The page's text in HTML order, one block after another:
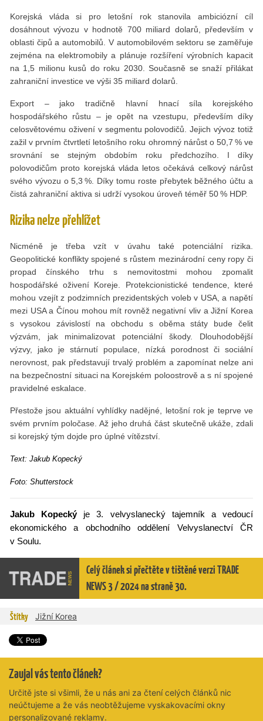
Korejská vláda si pro letošní rok stanovila ambiciózní cíl
dosáhnout vývozu v hodnotě 700 miliard dolarů, především v
oblasti čipů a automobilů. V automobilovém sektoru se zaměřuje
zejména na elektromobily a plánuje rozšíření výrobních kapacit
na 1,5 milionu kusů do roku 2030. Současně se snaží přilákat
zahraniční investice ve výši 35 miliard dolarů.
Export – jako tradičně hlavní hnací síla korejského
hospodářského růstu – je opět na vzestupu, především díky
celosvětovému oživení v segmentu polovodičů. Jejich vývoz totiž
zažil v prvním čtvrtletí letošního roku ohromný nárůst o 50,7 % ve
srovnání se stejným obdobím roku předchozího. I díky
polovodičům proto korejská vláda letos očekává celkový nárůst
svého vývozu o 5,3 %. Díky tomu roste přebytek běžného účtu a
čistá zahraniční aktiva si udrží vysokou úroveň téměř 50 % HDP.
Rizika nelze přehlížet
Nicméně je třeba vzít v úvahu také potenciální rizika.
Geopolitické konflikty spojené s růstem mezinárodní ceny ropy či
propad čínského trhu s nemovitostmi mohou zpomalit
hospodářské oživení Koreje. Protekcionistické tendence, které
mohou vzejít z podzimních prezidentských voleb v USA, a napětí
mezi USA a Čínou mohou mít rovněž negativní vliv a Jižní Korea
s vysokou závislostí na obchodu s oběma státy bude čelit
výzvám, jak minimalizovat potenciální škody. Dlouhodobější
výzvy, jako je stárnutí populace, nízká porodnost či sociální
nerovnost, pak představují trvalý problém a zapomínat nelze ani
na bezpečnostní situaci na Korejském poloostrově a s ní spojené
pravidelné eskalace.
Přestože jsou aktuální vyhlídky nadějné, letošní rok je teprve ve
svém prvním poločase. Až jeho druhá část skutečně ukáže, zdali
si korejský tým dojde pro úplné vítězství.
Text: Jakub Kopecký
Foto: Shutterstock
Jakub Kopecký je 3. velvyslanecký tajemník a vedoucí
ekonomického a obchodního oddělení Velvyslanectví ČR
v Soulu.
Celý článek si přečtěte v tištěné verzi TRADE
NEWS 3 / 2024 na straně 30.
Štítky Jižní Korea
Zaujal vás tento článek?
Určitě jste si všimli, že u nás ani za čtení celých článků nic
neúčtujeme a že vás neobtěžujeme vyskakovacími okny
personalizované reklamy.